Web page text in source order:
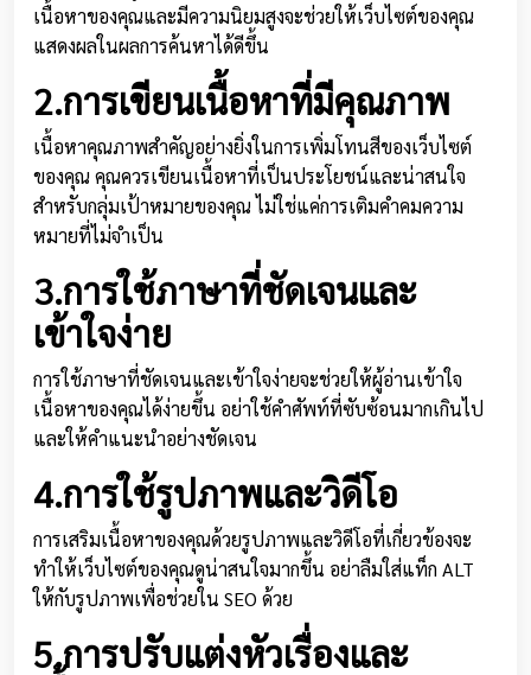
เนื้อหาของคุณและมีความนิยมสูงจะช่วยให้เว็บไซต์ของคุณ
แสดงผลในผลการค้นหาได้ดีขึ้น
2.การเขียนเนื้อหาที่มีคุณภาพ
เนื้อหาคุณภาพสำคัญอย่างยิ่งในการเพิ่มโทนสีของเว็บไซต์
ของคุณ คุณควรเขียนเนื้อหาที่เป็นประโยชน์และน่าสนใจ
สำหรับกลุ่มเป้าหมายของคุณ ไม่ใช่แค่การเติมคำคมความ
หมายที่ไม่จำเป็น
3.การใช้ภาษาที่ชัดเจนและ
เข้าใจง่าย
การใช้ภาษาที่ชัดเจนและเข้าใจง่ายจะช่วยให้ผู้อ่านเข้าใจ
เนื้อหาของคุณได้ง่ายขึ้น อย่าใช้คำศัพท์ที่ซับซ้อนมากเกินไป
และให้คำแนะนำอย่างชัดเจน
4.การใช้รูปภาพและวิดีโอ
การเสริมเนื้อหาของคุณด้วยรูปภาพและวิดีโอที่เกี่ยวข้องจะ
ทำให้เว็บไซต์ของคุณดูน่าสนใจมากขึ้น อย่าลืมใส่แท็ก ALT
ให้กับรูปภาพเพื่อช่วยใน SEO ด้วย
5.การปรับแต่งหัวเรื่องและ